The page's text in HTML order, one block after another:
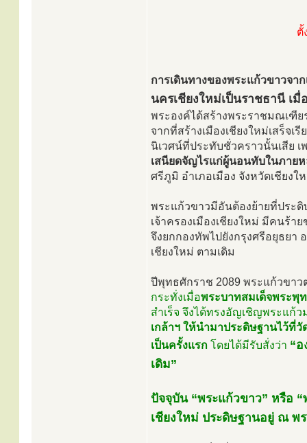
ตั้
การเดินทางของพระแก้วขาวจา
นครเชียงใหม่เป็นราชธานี เ
พระองค์ได้สร้างพระราชมณเฑีย
จากที่สร้างเมืองเชียงใหม่เสร็จ
นิเวศน์ที่ประทับชั่วคราวนั้นเสีย เ
เสนียดจัญไรแก่ผู้นอนทับในภายห
ศรีภูมิ อำเภอเมือง จังหวัดเชียง
พระแก้วขาวมีอันต้องย้ายที่ประ
เจ้าครองเมืองเชียงใหม่ มีคนร้า
จึงยกกองทัพไปยังกรุงศรีอยุธยา
เชียงใหม่ ตามเดิม
ปีพุทธศักราช 2089 พระแก้วขา
กระทั่งเมื่อพระบาทสมเด็จพระพุ
สำเร็จ จึงได้ทรงอัญเชิญพระแก้
เกล้าฯ ให้นำมาประดิษฐานไว้ที่
เป็นครั้งแรก โดยได้มีรับสั่งว่า “อ
เดิม”
ปัจจุบัน “พระแก้วขาว” หรือ
เชียงใหม่ ประดิษฐานอยู่ ณ พ